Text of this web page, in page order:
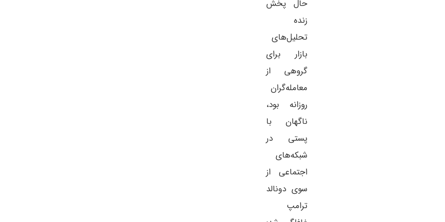
حال پخش
زنده
تحلیل‌های
بازار برای
گروهی از
معامله‌گران
روزانه بود،
ناگهان با
پستی در
شبکه‌های
اجتماعی از
سوی دونالد
ترامپ